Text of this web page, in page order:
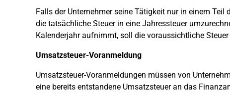
Falls der Unternehmer seine Tätigkeit nur in einem
die tatsächliche Steuer in eine Jahressteuer
Kalenderjahr aufnimmt, soll die voraussichtliche
Umsatzsteuer-Voranmeldung
Umsatzsteuer-Voranmeldungen müssen von
eine bereits entstandene Umsatzsteuer an das